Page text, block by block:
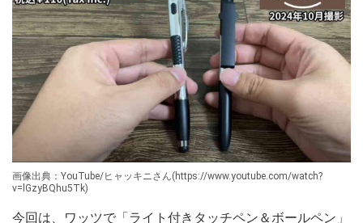
画像出典：YouTube/ヒャッキニさん(https://www.youtube.com/watch?
v=lGzyBQhu5Tk)
今回は、ワッツで「ライト付きタッチペン＆ボールペン」